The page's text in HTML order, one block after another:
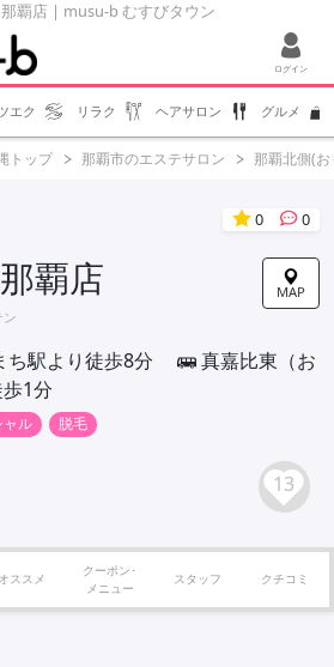
覇店 | musu-b むすびタウン
ログイン
エク リラク ヘアサロン グルメ
トップ 那覇市のエステサロン 那覇北側(
0 0
MAP
覇店
ン
ち駅より徒歩8分
真嘉比東（お
1分
ャル 脱毛
13
オススメ
クーポン･
メニュー
スタッフ クチコミ